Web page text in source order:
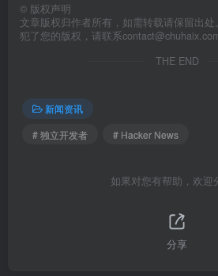
© 版权声明
文章版权归作者所有，如需转载请保留出
犯了您的版权，请联系
THE END
新闻资讯
# 独立开发者
# Hacker News
如果对您有帮助，欢迎
分享